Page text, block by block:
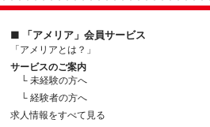
■ 「アメリア」会員サービス
「アメリアとは？」
サービスのご案内
└ 未経験の方へ
└ 経験者の方へ
求人情報をすべて見る